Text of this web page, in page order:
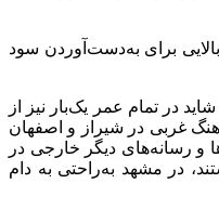
برای به‌دست‌آوردن سود
در تمام عمر یک‌بار نیز از
غربی در شیراز و اصفهان
و رسانه‌های دیگر خارجی در
در مشهد به‌راحتی به دام